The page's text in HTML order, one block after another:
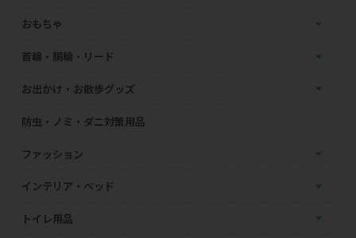
おもちゃ
首輪・胴輪・リード
お出かけ・お散歩グッズ
防虫・ノミ・ダニ対策用品
ファッション
インテリア・ベッド
トイレ用品